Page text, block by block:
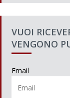
VUOI
VENGONO
Email